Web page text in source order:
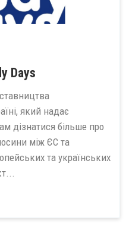
Days
який надає
дізнатися більше про
між ЄС та
та українських